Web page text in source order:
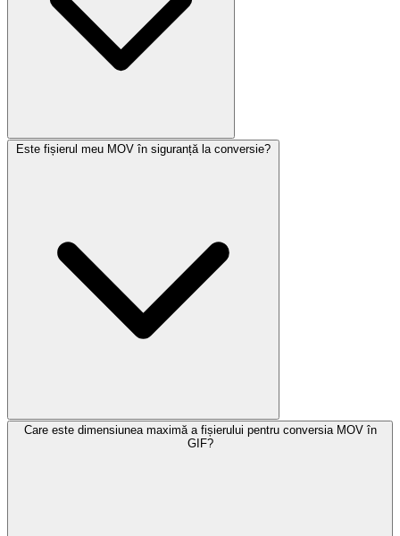
Este fișierul meu MOV în siguranță la conversie?
Care este dimensiunea maximă a fișierului pentru conversia MOV în
GIF?